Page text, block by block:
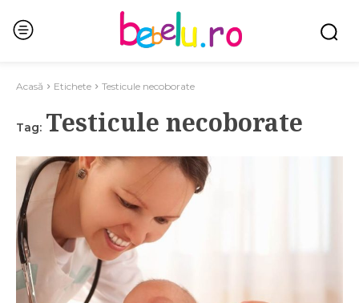
Acasă Etichete Testicule necoborate
Tag: Testicule necoborate